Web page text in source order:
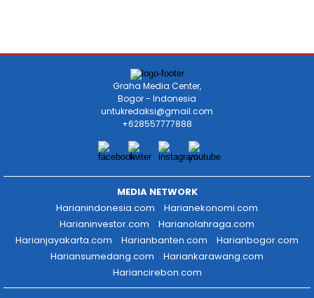
Graha Media Center,
Bogor - Indonesia
untukredaksi@gmail.com
+628557777888
MEDIA NETWORK
Harianindonesia.com
Harianekonomi.com
Harianinvestor.com
Harianolahraga.com
Harianjayakarta.com
Harianbanten.com
Harianbogor.com
Hariansumedang.com
Hariankarawang.com
Hariancirebon.com